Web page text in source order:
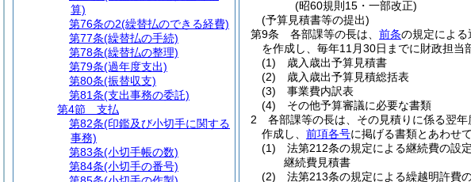
(昭60規則15・一部改正)
(予算見積書等の提出)
第9条
各部課等の長は、 前条の規定によ
を作成し、毎年11月30日までに財政担当
(1)
歳入歳出予算見積書
(2)
歳入歳出予算見積総括表
(3)
事業費内訳表
(4)
その他予算審議に必要な書類
2
各部課等の長は、その見積りに係る翌
作成し、 前項各号に掲げる書類とあわせ
(1)
法第212条の規定による継続費の設定
継続費見積書
(2)
法第213条の規定による繰越明許費
算)
第76条の2(繰替払のできる経費)
第77条(繰替払の手続)
第78条(繰替払の整理)
第79条(過年度支出)
第80条(振替収支)
第81条(支出事務の委託)
第4節
支払
第82条(印鑑及び小切手に関する
事務)
第83条(小切手帳の数)
第84条(小切手の番号)